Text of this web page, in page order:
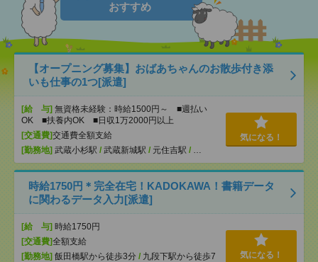
おすすめ
【オープニング募集】おばあちゃんのお散歩付き添
いも仕事の1つ[派遣]
[給 与] 無資格未経験：時給1500円～ ■週払い
OK ■扶養内OK ■日収1万2000円以上
[交通費]交通費全額支給
[勤務地] 武蔵小杉駅 / 武蔵新城駅 / 元住吉駅 / …
気になる！
時給1750円＊完全在宅！KADOKAWA！書籍データ
に関わるデータ入力[派遣]
[給 与] 時給1750円
[交通費]全額支給
[勤務地] 飯田橋駅から徒歩3分 / 九段下駅から徒歩7
気になる！